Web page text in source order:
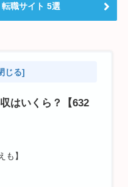
職サイト 5選
はいくら？【632
も】